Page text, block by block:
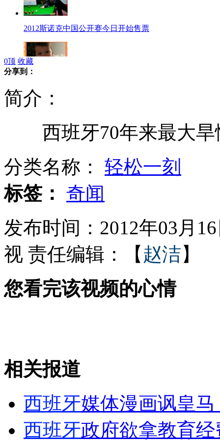
2012斯诺克中国公开赛今日开始售票
西班牙媒体创漫画讽皇马
家乐福返包销售过期食品
2040年小行星撞地球 用核弹来挡?
地球今年“多一秒”
山西运城恶犬咬伤多人 警民合力深夜将其击毙
女孩北京地铁殴打老人 痛下狠手拳打脚踢
0顶 收藏
分享到：
简介：
西班牙70年来最大旱
分类名称： 轻松一刻
标签： 奇闻
发布时间：2012年03月
视 责任编辑：【 赵洁】
您看完该视频的心情
相关报道
西班牙媒体漫画讽皇
西班牙政府欲拿教育